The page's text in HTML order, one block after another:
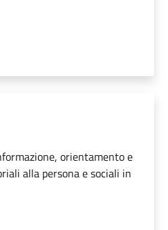
orientamento e
alla persona e sociali in